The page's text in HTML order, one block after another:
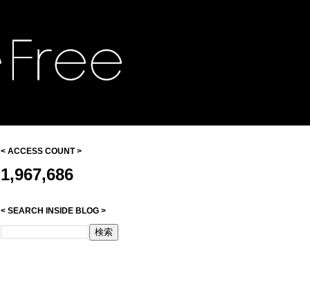
< ACCESS COUNT >
1,967,686
< SEARCH INSIDE BLOG >